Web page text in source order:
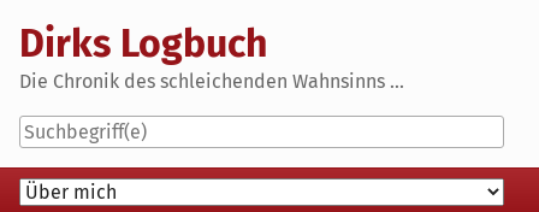
content
Dirks Logbuch
Die Chronik des schleichenden Wahnsinns ...
Navigation